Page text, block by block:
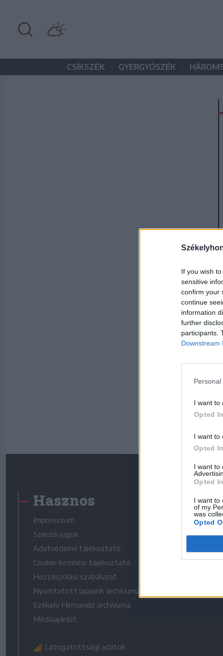
If you wish
sensitive
confirm your
continue
information
further
participants.
Downstream
I want to
Opted In
I want to
Opted In
I want to
Opted In
I want to
of my
was
Opted
CSÍKSZÉK • GYERGYÓSZÉK •
Hasznos
Impresszum
Szerzői jogok
Adatvédelmi tájékoztató
Cookie-kezelési tájékoztató
Hozzászólási szabályzat
Nyomtatott lapjaink archívuma
Székely Hírmondó archívuma
Médiaajánlat
Látogatottsági adatok